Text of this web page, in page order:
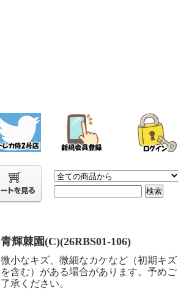
青輝棘園(C)(26RBS01-106)
微小なキズ、微細なカケなど（初期キズ
を含む）がある場合があります。予めご
了承ください。